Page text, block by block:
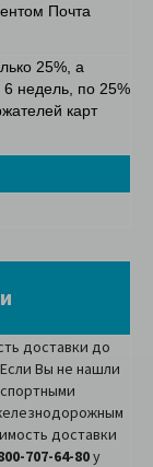
Почта
25%, а
6 недель, по 25%
карт
доставки до
Вы не нашли
доставки
707-64-80у